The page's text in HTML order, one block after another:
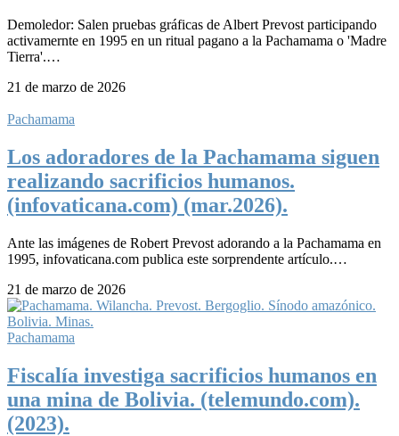
Demoledor: Salen pruebas gráficas de Albert Prevost participando
activamernte en 1995 en un ritual pagano a la Pachamama o 'Madre
Tierra'.…
21 de marzo de 2026
Pachamama
Los adoradores de la Pachamama siguen
realizando sacrificios humanos.
(infovaticana.com) (mar.2026).
Ante las imágenes de Robert Prevost adorando a la Pachamama en
1995, infovaticana.com publica este sorprendente artículo.…
21 de marzo de 2026
Pachamama
Fiscalía investiga sacrificios humanos en
una mina de Bolivia. (telemundo.com).
(2023).